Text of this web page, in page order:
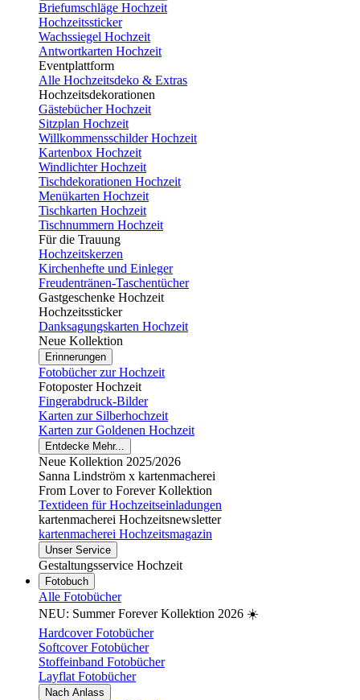
Briefumschläge Hochzeit
Hochzeitssticker
Wachssiegel Hochzeit
Antwortkarten Hochzeit
Eventplattform
Alle Hochzeitsdeko & Extras
Hochzeitsdekorationen
Gästebücher Hochzeit
Sitzplan Hochzeit
Willkommensschilder Hochzeit
Kartenbox Hochzeit
Windlichter Hochzeit
Tischdekorationen Hochzeit
Menükarten Hochzeit
Tischkarten Hochzeit
Tischnummern Hochzeit
Für die Trauung
Hochzeitskerzen
Kirchenhefte und Einleger
Freudentränen-Taschentücher
Gastgeschenke Hochzeit
Hochzeitssticker
Danksagungskarten Hochzeit
Neue Kollektion
Erinnerungen
Fotobücher zur Hochzeit
Fotoposter Hochzeit
Fingerabdruck-Bilder
Karten zur Silberhochzeit
Karten zur Goldenen Hochzeit
Entdecke Mehr...
Neue Kollektion 2025/2026
Sanna Lindström x kartenmacherei
From Lover to Forever Kollektion
Textideen für Hochzeitseinladungen
kartenmacherei Hochzeitsnewsletter
kartenmacherei Hochzeitsmagazin
Unser Service
Gestaltungsservice Hochzeit
Fotobuch
Alle Fotobücher
NEU: Summer Forever Kollektion 2026 ☀️
Hardcover Fotobücher
Softcover Fotobücher
Stoffeinband Fotobücher
Layflat Fotobücher
Nach Anlass